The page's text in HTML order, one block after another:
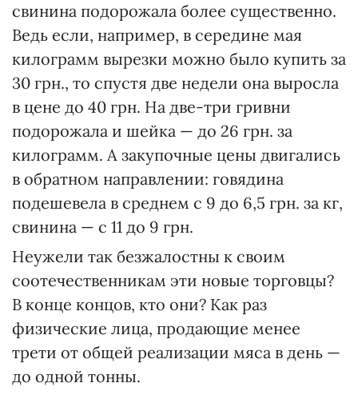
свинина подорожала более существенно.
Ведь если, например, в середине мая
килограмм вырезки можно было купить за
30 грн., то спустя две недели она выросла
в цене до 40 грн. На две-три гривни
подорожала и шейка — до 26 грн. за
килограмм. А закупочные цены двигались
в обратном направлении: говядина
подешевела в среднем с 9 до 6,5 грн. за кг,
свинина — с 11 до 9 грн.
Неужели так безжалостны к своим
соотечественникам эти новые торговцы?
В конце концов, кто они? Как раз
физические лица, продающие менее
трети от общей реализации мяса в день —
до одной тонны.